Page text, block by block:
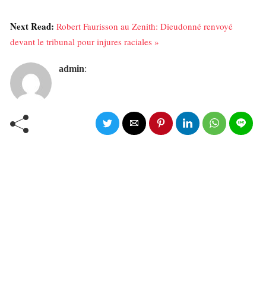
Next Read: Robert Faurisson au Zenith: Dieudonné renvoyé
devant le tribunal pour injures raciales »
admin: